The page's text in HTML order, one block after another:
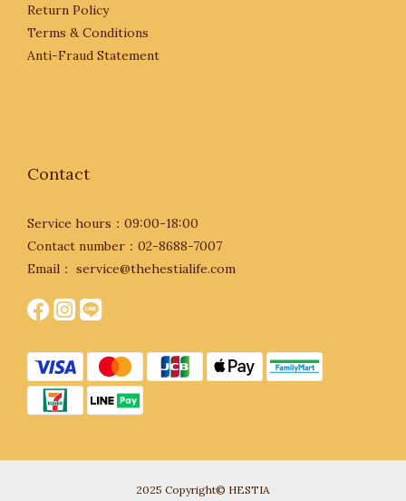
Return Policy
Terms & Conditions
Anti-Fraud Statement
Contact
Service hours：09:00-18:00
Contact number：02-8688-7007
Email： service@thehestialife.com
2025 Copyright© HESTIA